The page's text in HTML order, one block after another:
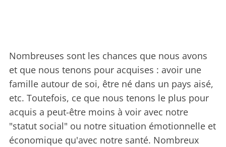
Nombreuses sont les chances que nous avons
et que nous tenons pour acquises : avoir une
famille autour de soi, être né dans un pays aisé,
etc. Toutefois, ce que nous tenons le plus pour
acquis a peut-être moins à voir avec notre
"statut social" ou notre situation émotionnelle et
économique qu'avec notre santé. Nombreux